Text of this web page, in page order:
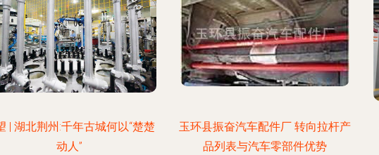
| 湖北荆州:千年古城何以“楚楚
动人”
玉环县振奋汽车配件厂 转向拉杆产
品列表与汽车零部件优势